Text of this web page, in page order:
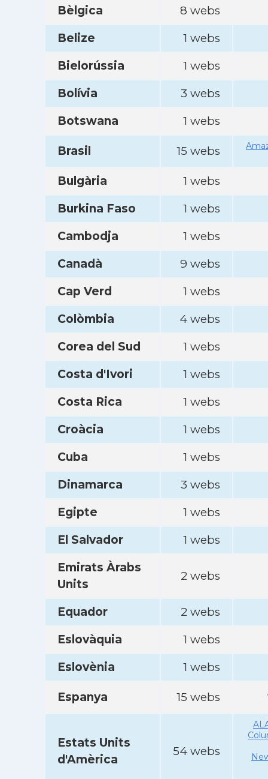
Bèlgica
8 webs
Belize
1 webs
Bielorússia
1 webs
Bolívia
3 webs
Botswana
1 webs
Brasil 15 webs
Bulgària
1 webs
Burkina Faso
1 webs
Cambodja
1 webs
Canadà
9 webs
Cap Verd
1 webs
Colòmbia
4 webs
Corea del Sud
1 webs
Costa d'Ivori
1 webs
Costa Rica
1 webs
Croàcia
1 webs
Cuba
1 webs
Dinamarca
3 webs
Egipte
1 webs
El Salvador
1 webs
Emirats Àrabs
Units
2 webs
Equador
2 webs
Eslovàquia
1 webs
Eslovènia
1 webs
Espanya 15 webs
Estats Units
d'Amèrica
54 webs